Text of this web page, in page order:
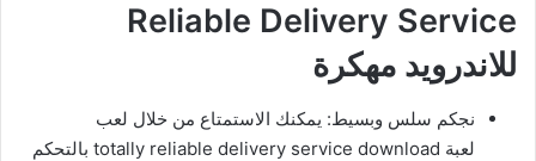
Reliable Delivery Service
للاندرويد مهكرة
نجكم سلس وبسيط: يمكنك الاستمتاع من خلال لعب
لعبة totally reliable delivery service download بالتحكم